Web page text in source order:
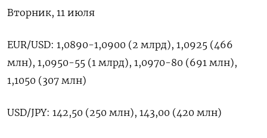
Вторник, 11 июля
EUR/USD: 1,0890-1,0900 (2 млрд), 1,0925 (466
млн), 1,0950-55 (1 млрд), 1,0970-80 (691 млн),
1,1050 (307 млн)
USD/JPY: 142,50 (250 млн), 143,00 (420 млн)